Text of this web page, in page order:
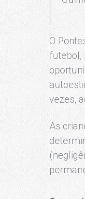
O
futebol,
vezes,
As